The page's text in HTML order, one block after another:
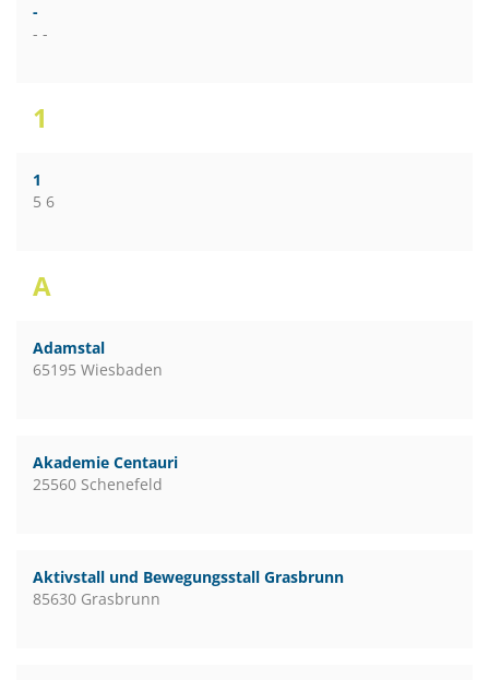
-
- -
1
1
5 6
A
Adamstal
65195 Wiesbaden
Akademie Centauri
25560 Schenefeld
Aktivstall und Bewegungsstall Grasbrunn
85630 Grasbrunn